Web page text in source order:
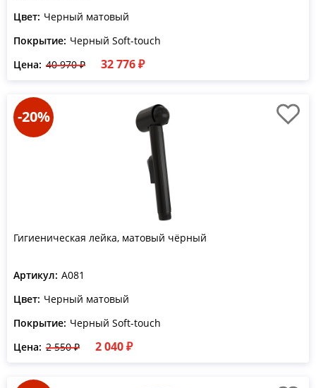
Цвет: Черный матовый
Покрытие: Черный Soft-touch
Цена: 40 970 ₽ 32 776 ₽
-20%
Гигиеническая лейка, матовый чёрный
Артикул: A081
Цвет: Черный матовый
Покрытие: Черный Soft-touch
Цена: 2 550 ₽ 2 040 ₽